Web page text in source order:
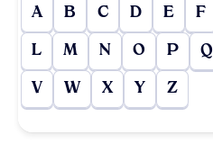
A B C D E F
L M N O P Q
V W X Y Z